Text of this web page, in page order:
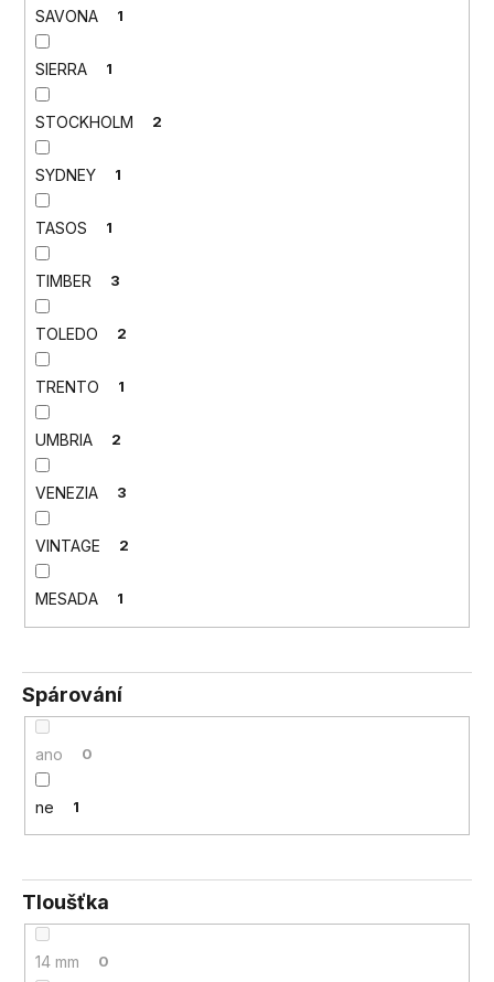
SAVONA 1
SIERRA 1
STOCKHOLM 2
SYDNEY 1
TASOS 1
TIMBER 3
TOLEDO 2
TRENTO 1
UMBRIA 2
VENEZIA 3
VINTAGE 2
MESADA 1
Spárování
ano 0
ne 1
Tloušťka
14 mm 0